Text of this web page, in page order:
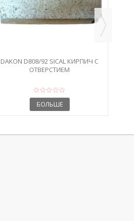
DAKON D808/92 SICAL КИРПИЧ С
ОТВЕРСТИЕМ
БОЛЬШЕ